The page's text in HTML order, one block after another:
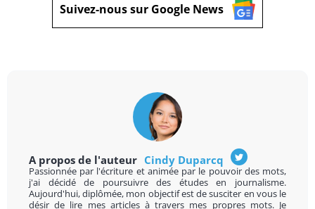
Suivez-nous sur Google News
A propos de l'auteur Cindy Duparcq
Passionnée par l'écriture et animée par le pouvoir des mots,
j'ai décidé de poursuivre des études en journalisme.
Aujourd'hui, diplômée, mon objectif est de susciter en vous le
désir de lire mes articles à travers mes propres mots. Je